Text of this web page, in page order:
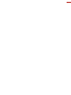
Tief in den
Baden und
diesen Teil